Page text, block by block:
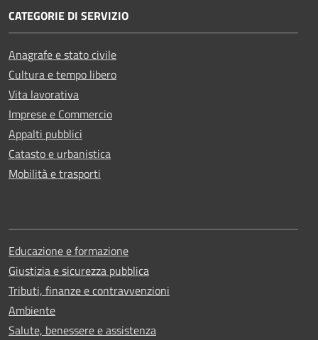
CATEGORIE DI SERVIZIO
Anagrafe e stato civile
Cultura e tempo libero
Vita lavorativa
Imprese e Commercio
Appalti pubblici
Catasto e urbanistica
Mobilità e trasporti
Educazione e formazione
Giustizia e sicurezza pubblica
Tributi, finanze e contravvenzioni
Ambiente
Salute, benessere e assistenza